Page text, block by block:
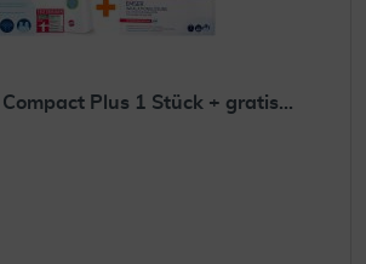
Plus 1 Stück + gratis...